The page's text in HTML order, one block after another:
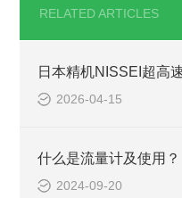
RELATED ARTICLES
2026-04-15
什么是流量计及使用？
2024-09-20